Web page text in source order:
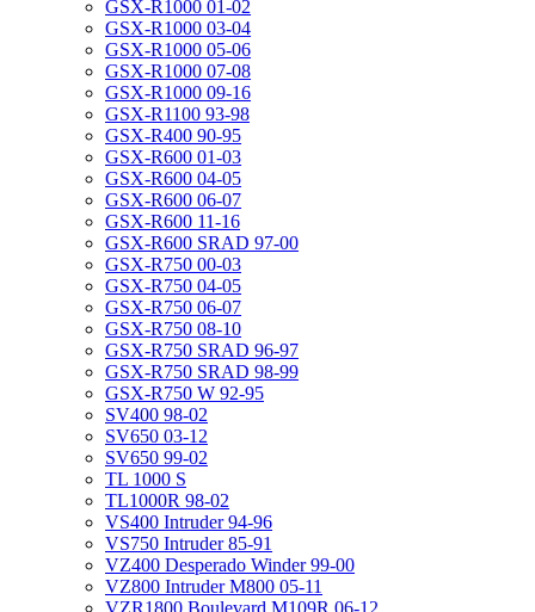
GSX-R1000 01-02
GSX-R1000 03-04
GSX-R1000 05-06
GSX-R1000 07-08
GSX-R1000 09-16
GSX-R1100 93-98
GSX-R400 90-95
GSX-R600 01-03
GSX-R600 04-05
GSX-R600 06-07
GSX-R600 11-16
GSX-R600 SRAD 97-00
GSX-R750 00-03
GSX-R750 04-05
GSX-R750 06-07
GSX-R750 08-10
GSX-R750 SRAD 96-97
GSX-R750 SRAD 98-99
GSX-R750 W 92-95
SV400 98-02
SV650 03-12
SV650 99-02
TL 1000 S
TL1000R 98-02
VS400 Intruder 94-96
VS750 Intruder 85-91
VZ400 Desperado Winder 99-00
VZ800 Intruder M800 05-11